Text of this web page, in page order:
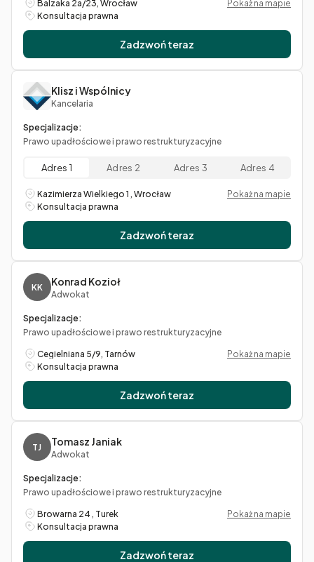
Balzaka 2a/23, Wrocław
Pokaż na mapie
Konsultacja prawna
Zadzwoń teraz
Klisz i Wspólnicy
Kancelaria
Specjalizacje:
Prawo upadłościowe i prawo restrukturyzacyjne
Adres 1 Adres 2 Adres 3 Adres 4
Kazimierza Wielkiego 1 , Wrocław
Pokaż na mapie
Konsultacja prawna
Zadzwoń teraz
KK Konrad Kozioł
Adwokat
Specjalizacje:
Prawo upadłościowe i prawo restrukturyzacyjne
Cegielniana 5/9, Tarnów
Pokaż na mapie
Konsultacja prawna
Zadzwoń teraz
TJ Tomasz Janiak
Adwokat
Specjalizacje:
Prawo upadłościowe i prawo restrukturyzacyjne
Browarna 24 , Turek
Pokaż na mapie
Konsultacja prawna
Zadzwoń teraz